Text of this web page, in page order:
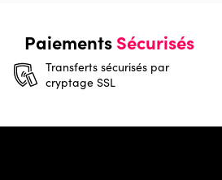
PaiementsSécurisés
Transferts sécurisés par
cryptage SSL